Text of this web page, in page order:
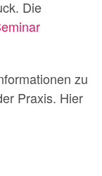
Die
zu
Praxis. Hier